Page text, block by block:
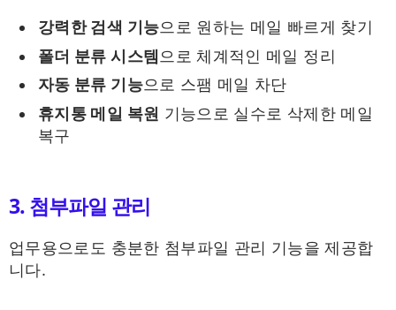
강력한 검색 기능으로 원하는 메일 빠르게 찾기
폴더 분류 시스템 으로 체계적인 메일 정리
자동 분류 기능으로 스팸 메일 차단
휴지통 메일 복원 기능으로 실수로 삭제한 메일
복구
3. 첨부파일 관리
업무용으로도 충분한 첨부파일 관리 기능을 제공합
니다.